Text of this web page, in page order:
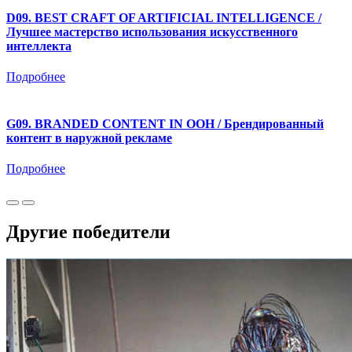
D09. BEST CRAFT OF ARTIFICIAL INTELLIGENCE /
Лучшее мастерство использования искусственного
интеллекта
Подробнее
G09. BRANDED CONTENT IN OOH / Брендированный
контент в наружной рекламе
Подробнее
Другие победители